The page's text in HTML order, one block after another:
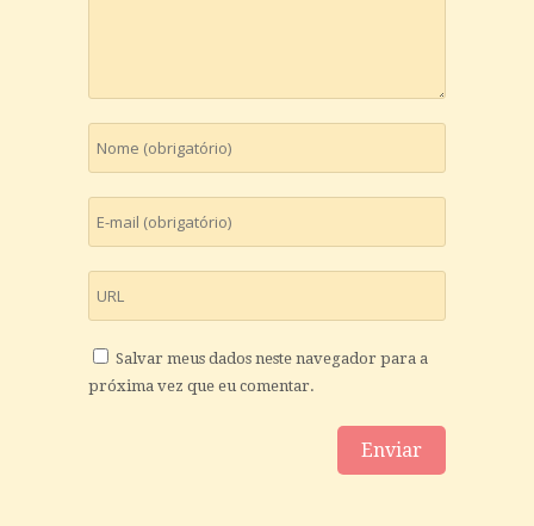
Salvar meus dados neste navegador para a
próxima vez que eu comentar.